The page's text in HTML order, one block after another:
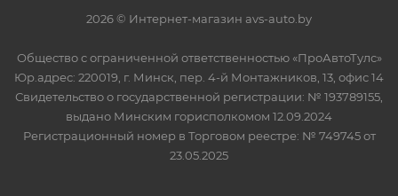
2026 © Интернет-магазин avs-auto.by
Общество с ограниченной ответственностью «ПроАвтоТулс»
Юр.адрес: 220019, г. Минск, пер. 4-й Монтажников, 13, офис 14
Свидетельство о государственной регистрации: № 193789155,
выдано Минским горисполкомом 12.09.2024
Регистрационный номер в Торговом реестре: № 749745 от
23.05.2025